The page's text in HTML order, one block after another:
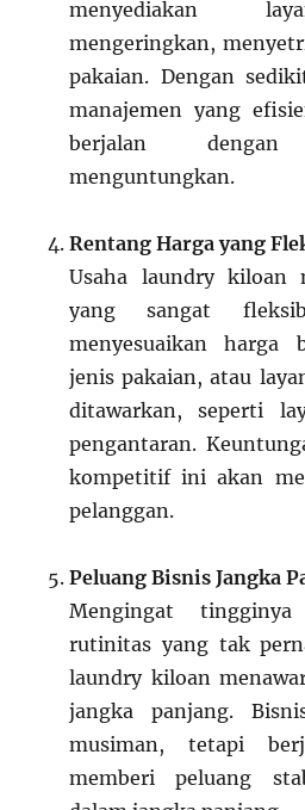
menyediakan
mengeringkan,
pakaian. Dengan
manajemen yang
berjalan
menguntungkan.
Rentang Harga yang
Usaha laundry kiloan
yang sangat
menyesuaikan harga
jenis pakaian, atau
ditawarkan, seperti
pengantaran.
kompetitif ini akan
pelanggan.
Peluang Bisnis Jangka
Mengingat
rutinitas yang tak
laundry kiloan
jangka panjang.
musiman, tetapi
memberi peluang